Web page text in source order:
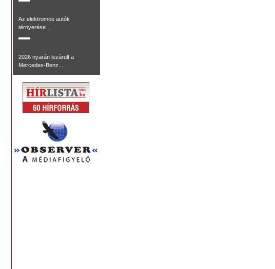
Az elektromos autók
térnyerése...
2026 nyarán lezárult a
Mercedes-Benz...